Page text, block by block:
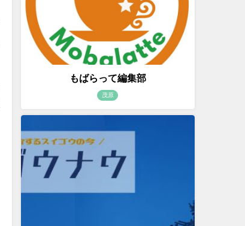
もばらって編集部
茂原